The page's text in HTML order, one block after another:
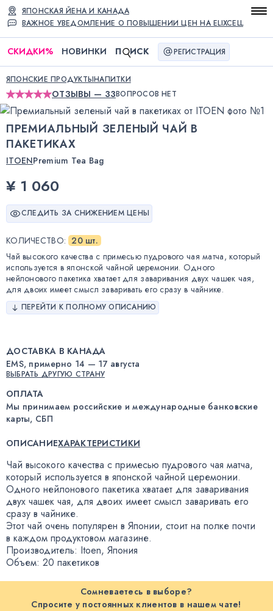
ВАЖНОЕ УВЕДОМЛЕНИЕ О ПОВЫШЕНИИ ЦЕН НА ELIXCELL
ЯПОНСКАЯ ЙЕНА И КАНАДА
СКИДКИ% НОВИНКИ П ИСК РЕГИСТРАЦИЯ
ЯПОНСКИЕ ПРОДУКТЫНАПИТКИ
ОТЗЫВЫ — 33ВОПРОСОВ НЕТ
ПРЕМИАЛЬНЫЙ ЗЕЛЕНЫЙ ЧАЙ В
ПАКЕТИКАХ
ITOENPremium Tea Bag
¥ 1 060
СЛЕДИТЬ ЗА СНИЖЕНИЕМ ЦЕНЫ
КОЛИЧЕСТВО: 20 шт.
Чай высокого качества с примесью пудрового чая матча, который
используется в японской чайной церемонии. Одного
нейлонового пакетика хватает для заваривания двух чашек чая,
для двоих имеет смысл заваривать его сразу в чайнике.
ПЕРЕЙТИ К ПОЛНОМУ ОПИСАНИЮ
ДОСТАВКА В КАНАДА
EMS, примерно 14 — 17 августа
ВЫБРАТЬ ДРУГУЮ СТРАНУ
ОПЛАТА
Мы принимаем российские и международные банковские
карты, СБП
ОПИСАНИЕХАРАКТЕРИСТИКИ
Чай высокого качества с примесью пудрового чая матча,
который используется в японской чайной церемонии.
Одного нейлонового пакетика хватает для заваривания
двух чашек чая, для двоих имеет смысл заваривать его
сразу в чайнике.
Этот чай очень популярен в Японии, стоит на полке почти
в каждом продуктовом магазине.
Производитель: Itoen, Япония
Объем: 20 пакетиков
Сомневаетесь в выборе?
Спросите у постоянных клиентов в нашем чате!